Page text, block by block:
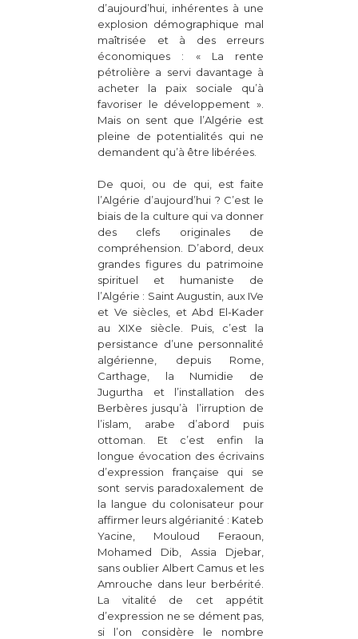
d’aujourd’hui, inhérentes à une
explosion démographique mal
maîtrisée et à des erreurs
économiques : « La rente
pétrolière a servi davantage à
acheter la paix sociale qu’à
favoriser le développement ».
Mais on sent que l’Algérie est
pleine de potentialités qui ne
demandent qu’à être libérées.
De quoi, ou de qui, est faite
l’Algérie d’aujourd’hui ? C’est le
biais de la culture qui va donner
des clefs originales de
compréhension. D’abord, deux
grandes figures du patrimoine
spirituel et humaniste de
l’Algérie : Saint Augustin, aux IVe
et Ve siècles, et Abd El-Kader
au XIXe siècle. Puis, c’est la
persistance d’une personnalité
algérienne, depuis Rome,
Carthage, la Numidie de
Jugurtha et l’installation des
Berbères jusqu’à l’irruption de
l’islam, arabe d’abord puis
ottoman. Et c’est enfin la
longue évocation des écrivains
d’expression française qui se
sont servis paradoxalement de
la langue du colonisateur pour
affirmer leurs algérianité : Kateb
Yacine, Mouloud Feraoun,
Mohamed Dib, Assia Djebar,
sans oublier Albert Camus et les
Amrouche dans leur berbérité.
La vitalité de cet appétit
d’expression ne se dément pas,
si l’on considère le nombre